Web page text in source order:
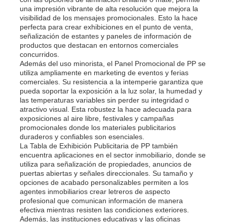
una impresión vibrante de alta resolución que mejora la
visibilidad de los mensajes promocionales. Esto la hace
perfecta para crear exhibiciones en el punto de venta,
señalización de estantes y paneles de información de
productos que destacan en entornos comerciales
concurridos.
Además del uso minorista, el Panel Promocional de PP se
utiliza ampliamente en marketing de eventos y ferias
comerciales. Su resistencia a la intemperie garantiza que
pueda soportar la exposición a la luz solar, la humedad y
las temperaturas variables sin perder su integridad o
atractivo visual. Esta robustez la hace adecuada para
exposiciones al aire libre, festivales y campañas
promocionales donde los materiales publicitarios
duraderos y confiables son esenciales.
La Tabla de Exhibición Publicitaria de PP también
encuentra aplicaciones en el sector inmobiliario, donde se
utiliza para señalización de propiedades, anuncios de
puertas abiertas y señales direccionales. Su tamaño y
opciones de acabado personalizables permiten a los
agentes inmobiliarios crear letreros de aspecto
profesional que comunican información de manera
efectiva mientras resisten las condiciones exteriores.
Además, las instituciones educativas y las oficinas